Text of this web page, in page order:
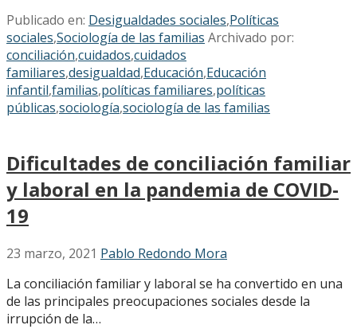
Publicado en: Desigualdades sociales,Políticas
sociales,Sociología de las familias Archivado por:
conciliación,cuidados,cuidados
familiares,desigualdad,Educación,Educación
infantil,familias,políticas familiares,políticas
públicas,sociología,sociología de las familias
Dificultades de conciliación familiar
y laboral en la pandemia de COVID-
19
23 marzo, 2021 Pablo Redondo Mora
La conciliación familiar y laboral se ha convertido en una
de las principales preocupaciones sociales desde la
irrupción de la…